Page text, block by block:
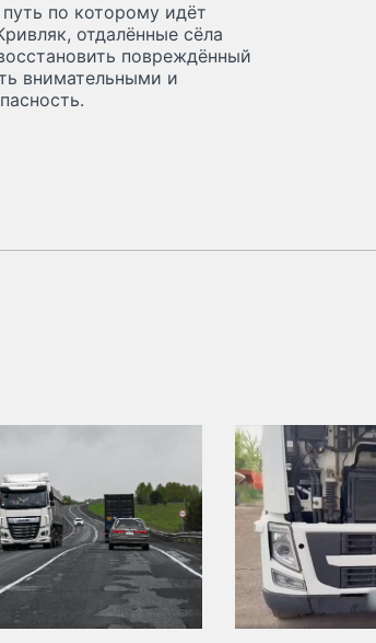
по которому идёт
отдалённые сёла
повреждённый
внимательными и